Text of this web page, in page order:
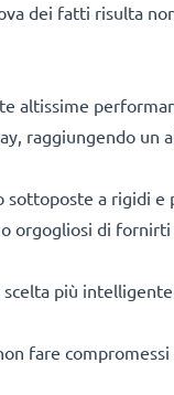
dei fatti risulta
altissime
raggiungendo un
sottoposte a rigidi
orgogliosi di
più
fare